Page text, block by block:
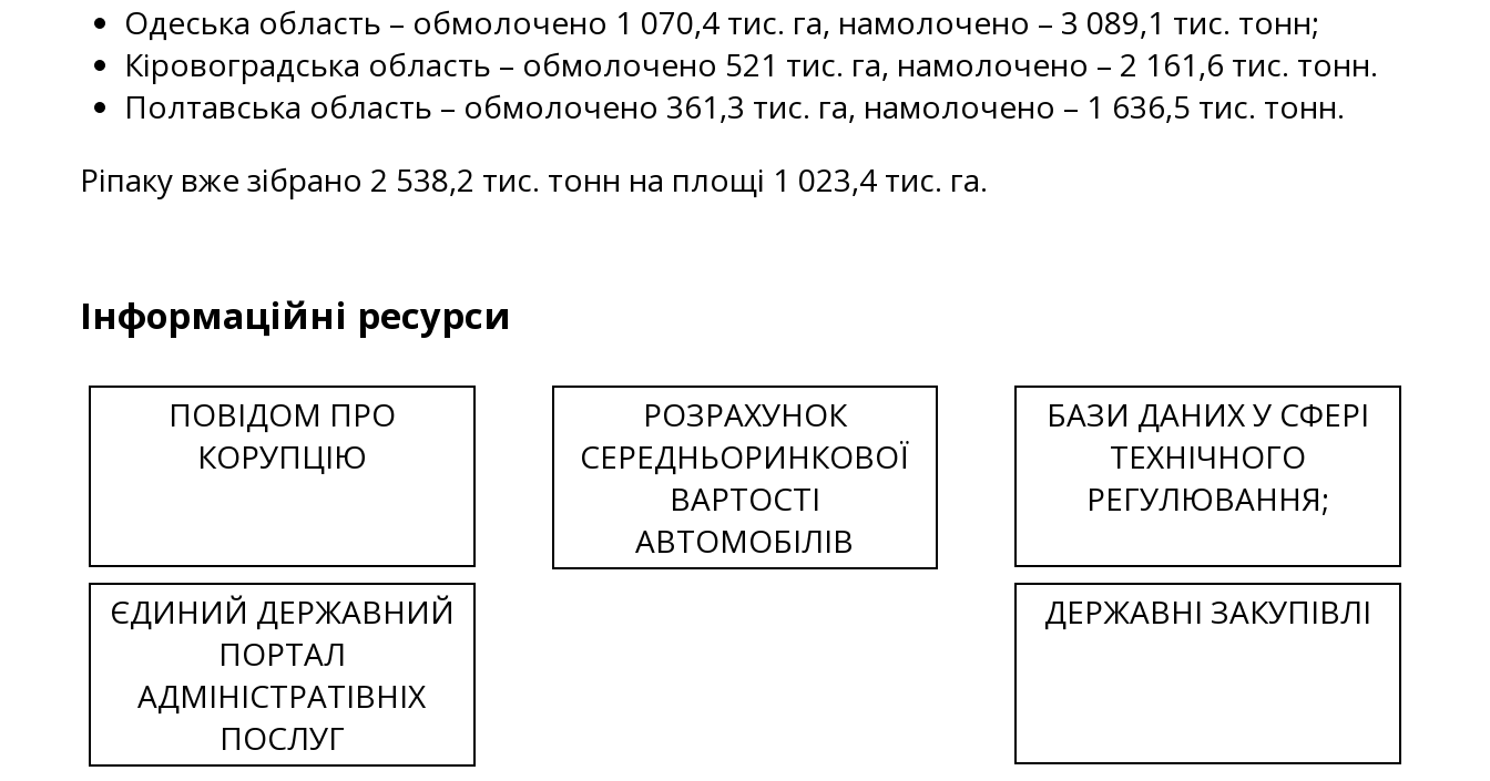
Одеська область – обмолочено 1 070,4 тис. га, намолочено – 3 089,1 тис. тонн;
Кіровоградська область – обмолочено 521 тис. га, намолочено – 2 161,6 тис. тонн.
Полтавська область – обмолочено 361,3 тис. га, намолочено – 1 636,5 тис. тонн.
Ріпаку вже зібрано 2 538,2 тис. тонн на площі 1 023,4 тис. га.
Інформаційні ресурси
ПОВІДОМ ПРО
КОРУПЦІЮ
РОЗРАХУНОК
СЕРЕДНЬОРИНКОВОЇ
ВАРТОСТІ
АВТОМОБІЛІВ
БАЗИ ДАНИХ У СФЕРІ
ТЕХНІЧНОГО
РЕГУЛЮВАННЯ;
ЄДИНИЙ ДЕРЖАВНИЙ
ПОРТАЛ
АДМІНІСТРАТІВНІХ
ПОСЛУГ
ДЕРЖАВНІ ЗАКУПІВЛІ